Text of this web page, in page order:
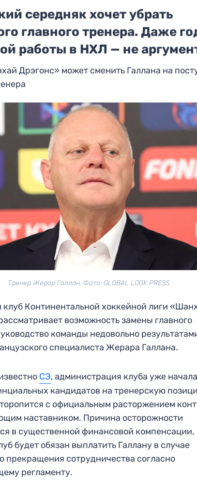
середняк хочет убрать
главного тренера. Даже
работы в НХЛ — не
Дрэгонс» может сменить Галлана на
Тренер Жерар Галлан. Фото: GLOBAL LOOK PRESS
клуб Континентальной хоккейной лиги
возможность замены главного
команды недовольно
специалиста Жерара Галлана.
СЭ, администрация клуба уже
кандидатов на тренерскую
с официальным расторжением
наставником. Причина осторожности
в существенной финансовой компенсации,
будет обязан выплатить Галлану в случае
прекращения сотрудничества согласно
регламенту.